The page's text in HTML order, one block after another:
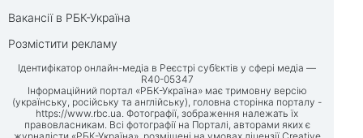
Вакансії в РБК-Україна
Розмістити рекламу
Ідентифікатор онлайн-медіа в Реєстрі суб’єктів у сфері медіа —
R40-05347
Інформаційний портал «РБК-Україна» має тримовну версію
(українську, російську та англійську), головна сторінка порталу -
https://www.rbc.ua. Фотографії, зображення належать їх
правовласникам. Всі фотографії на Порталі, авторами яких є